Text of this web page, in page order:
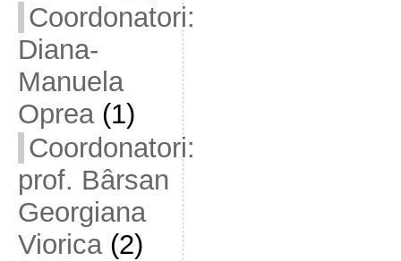
Coordonatori:
Diana-
Manuela
Oprea(1)
Coordonatori:
prof. Bârsan
Georgiana
Viorica(2)